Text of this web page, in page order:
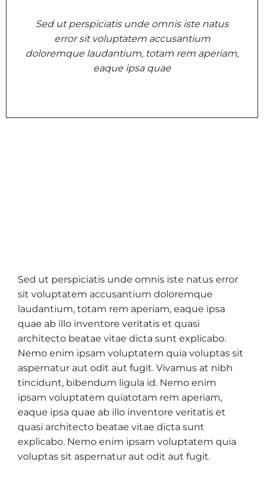
Sed ut perspiciatis unde omnis iste natus
error sit voluptatem accusantium
doloremque laudantium, totam rem aperiam,
eaque ipsa quae
Sed ut perspiciatis unde omnis iste natus error
sit voluptatem accusantium doloremque
laudantium, totam rem aperiam, eaque ipsa
quae ab illo inventore veritatis et quasi
architecto beatae vitae dicta sunt explicabo.
Nemo enim ipsam voluptatem quia voluptas sit
aspernatur aut odit aut fugit. Vivamus at nibh
tincidunt, bibendum ligula id. Nemo enim
ipsam voluptatem quiatotam rem aperiam,
eaque ipsa quae ab illo inventore veritatis et
quasi architecto beatae vitae dicta sunt
explicabo. Nemo enim ipsam voluptatem quia
voluptas sit aspernatur aut odit aut fugit.